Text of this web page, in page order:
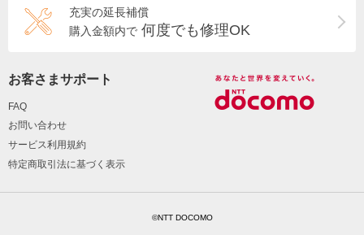
充実の延長補償
購入金額内で 何度でも修理OK
お客さまサポート
FAQ
お問い合わせ
サービス利用規約
特定商取引法に基づく表示
©NTT DOCOMO